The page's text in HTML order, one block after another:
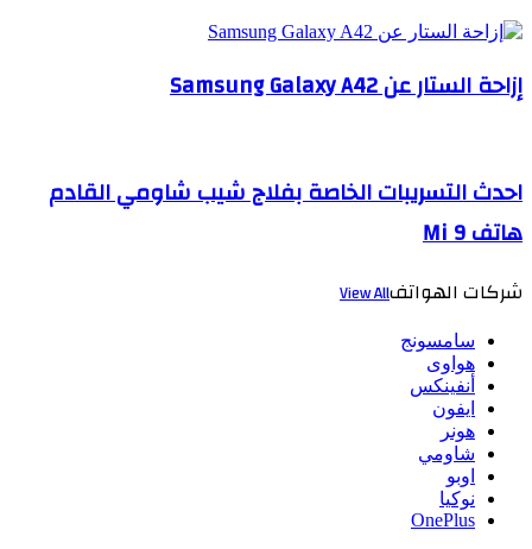
إزاحة الستار عن Samsung Galaxy A42
احدث التسريبات الخاصة بفلاج شيب شاومي القادم
هاتف Mi 9
شركات الهواتفView All
سامسونج
هواوى
أنفينكس
ايفون
هونر
شاومي
اوبو
نوكيا
OnePlus